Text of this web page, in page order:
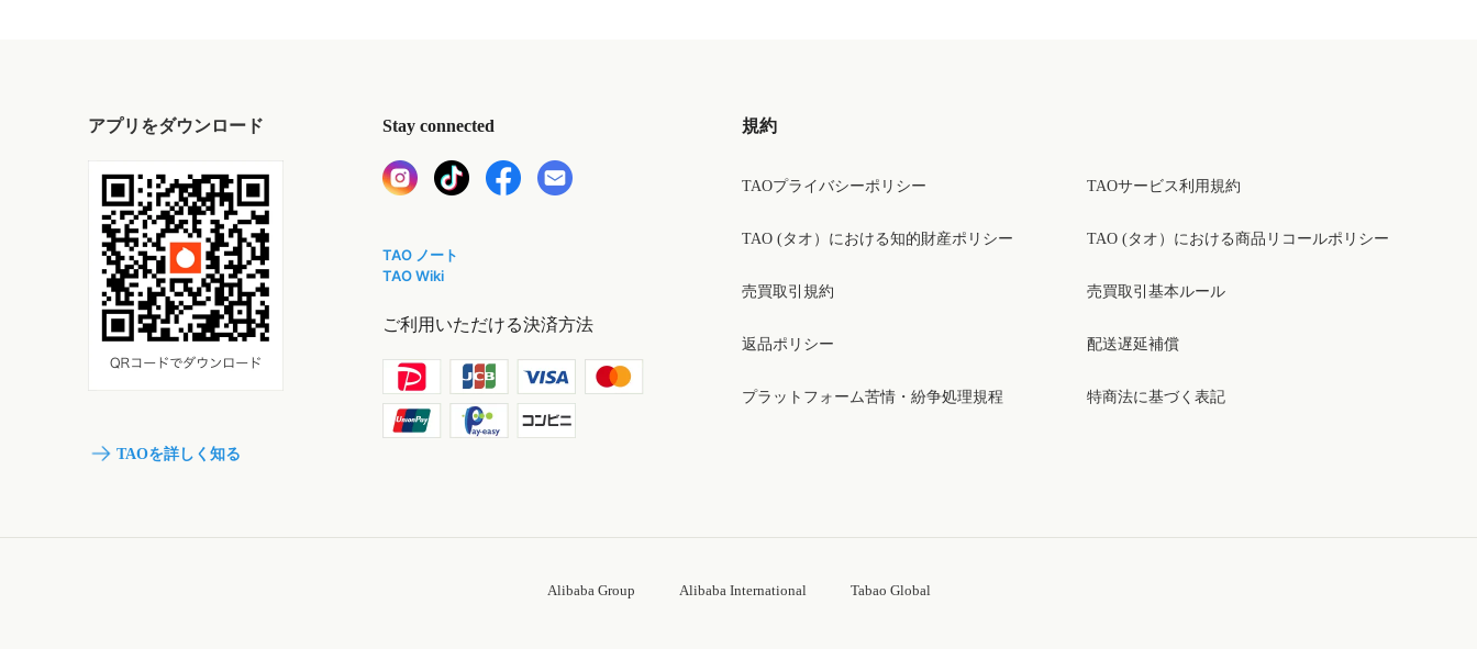
アプリをダウンロード
TAOを詳しく知る
Stay connected
TAO ノート
TAO Wiki
ご利用いただける決済方法
規約
TAOプライバシーポリシー
TAO (タオ）における知的財産ポリシー
売買取引規約
返品ポリシー
プラットフォーム苦情・紛争処理規程
TAOサービス利用規約
TAO (タオ）における商品リコールポリシー
売買取引基本ルール
配送遅延補償
特商法に基づく表記
Alibaba Group Alibaba International Tabao Global